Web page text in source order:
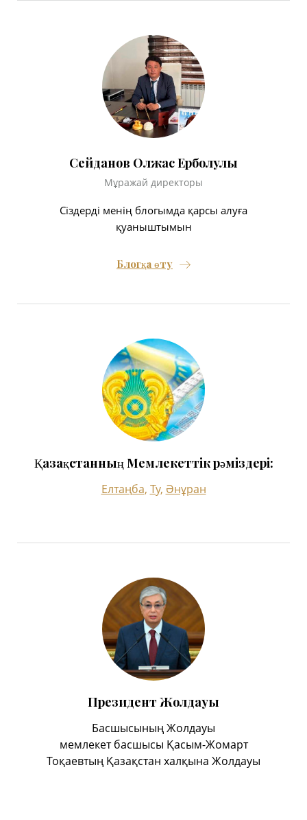
Сейданов Олжас Ерболулы
Мұражай директоры
Сіздерді менің блогымда қарсы алуға
қуаныштымын
Блогқа өту
Қазақстанның Мемлекеттік рәміздері:
Елтаңба, Ту, Әнұран
Президент Жолдауы
Басшысының Жолдауы
мемлекет басшысы Қасым-Жомарт
Тоқаевтың Қазақстан халқына Жолдауы